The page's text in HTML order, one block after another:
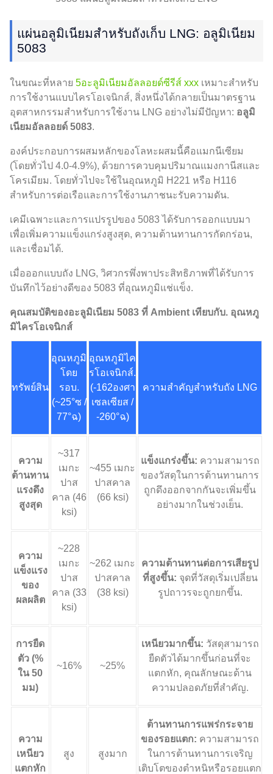
แผ่นอลูมิเนียมสำหรับถังเก็บ LNG: อลูมิเนียม
5083
ในขณะที่หลาย 5อะลูมิเนียมอัลลอยด์ซีรีส์ xxx เหมาะสำหรับ
การใช้งานแบบไครโอเจนิกส์, สิ่งหนึ่งได้กลายเป็นมาตรฐาน
อุตสาหกรรมสำหรับการใช้งาน LNG อย่างไม่มีปัญหา: อลูมิ
เนียมอัลลอยด์ 5083.
องค์ประกอบการผสมหลักของโลหะผสมนี้คือแมกนีเซียม
(โดยทั่วไป 4.0-4.9%), ด้วยการควบคุมปริมาณแมงกานีสและ
โครเมียม. โดยทั่วไปจะใช้ในอุณหภูมิ H221 หรือ H116
สำหรับการต่อเรือและการใช้งานภาชนะรับความดัน.
เคมีเฉพาะและการแปรรูปของ 5083 ได้รับการออกแบบมา
เพื่อเพิ่มความแข็งแกร่งสูงสุด, ความต้านทานการกัดกร่อน,
และเชื่อมได้.
เมื่อออกแบบถัง LNG, วิศวกรพึ่งพาประสิทธิภาพที่ได้รับการ
บันทึกไว้อย่างดีของ 5083 ที่อุณหภูมิแช่แข็ง.
คุณสมบัติของอะลูมิเนียม 5083 ที่ Ambient เทียบกับ. อุณหภู
มิไครโอเจนิกส์
ทรัพย์สิน
อุณหภูมิ
โดย
รอบ.
(~25°ซ /
77°ฉ)
อุณหภูมิไค
รโอเจนิกส์.
(-162องศา
เซลเซียส /
-260°ฉ)
ความสำคัญสำหรับถัง LNG
ความ
ต้านทาน
แรงดึง
สูงสุด
~317
เมกะ
ปาส
คาล (46
ksi)
~455 เมกะ
ปาสคาล
(66 ksi)
แข็งแกร่งขึ้น: ความสามารถ
ของวัสดุในการต้านทานการ
ถูกดึงออกจากกันจะเพิ่มขึ้น
อย่างมากในช่วงเย็น.
ความ
แข็งแรง
ของ
ผลผลิต
~228
เมกะ
ปาส
คาล (33
ksi)
~262 เมกะ
ปาสคาล
(38 ksi)
ความต้านทานต่อการเสียรูป
ที่สูงขึ้น: จุดที่วัสดุเริ่มเปลี่ยน
รูปถาวรจะถูกยกขึ้น.
การยืด
ตัว (%
ใน 50
มม)
~16% ~25%
เหนียวมากขึ้น: วัสดุสามารถ
ยืดตัวได้มากขึ้นก่อนที่จะ
แตกหัก, คุณลักษณะด้าน
ความปลอดภัยที่สำคัญ.
ความ
เหนียว
แตกหัก
สูง สูงมาก
ต้านทานการแพร่กระจาย
ของรอยแตก: ความสามารถ
ในการต้านทานการเจริญ
เติบโตของตำหนิหรือรอยแตก